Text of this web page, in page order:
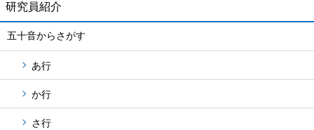
研究員紹介
五十音からさがす
あ行
か行
さ行